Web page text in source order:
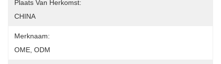
Plaats Van Herkomst:
CHINA
Merknaam:
OME, ODM